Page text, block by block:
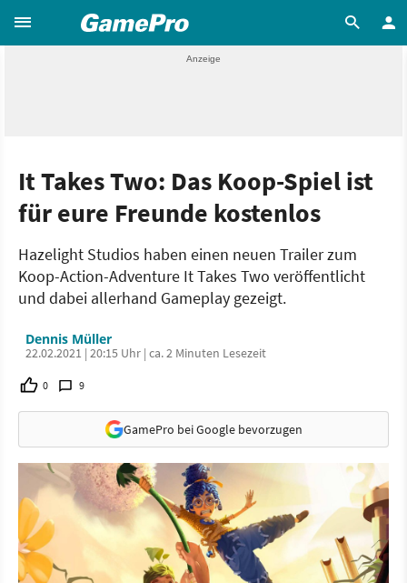
It Takes Two: Das Koop-Spiel ist
für eure Freunde kostenlos
Hazelight Studios haben einen neuen Trailer zum
Koop-Action-Adventure It Takes Two veröffentlicht
und dabei allerhand Gameplay gezeigt.
Dennis Müller
22.02.2021 | 20:15 Uhr | ca. 2 Minuten Lesezeit
0 9
GamePro bei Google bevorzugen